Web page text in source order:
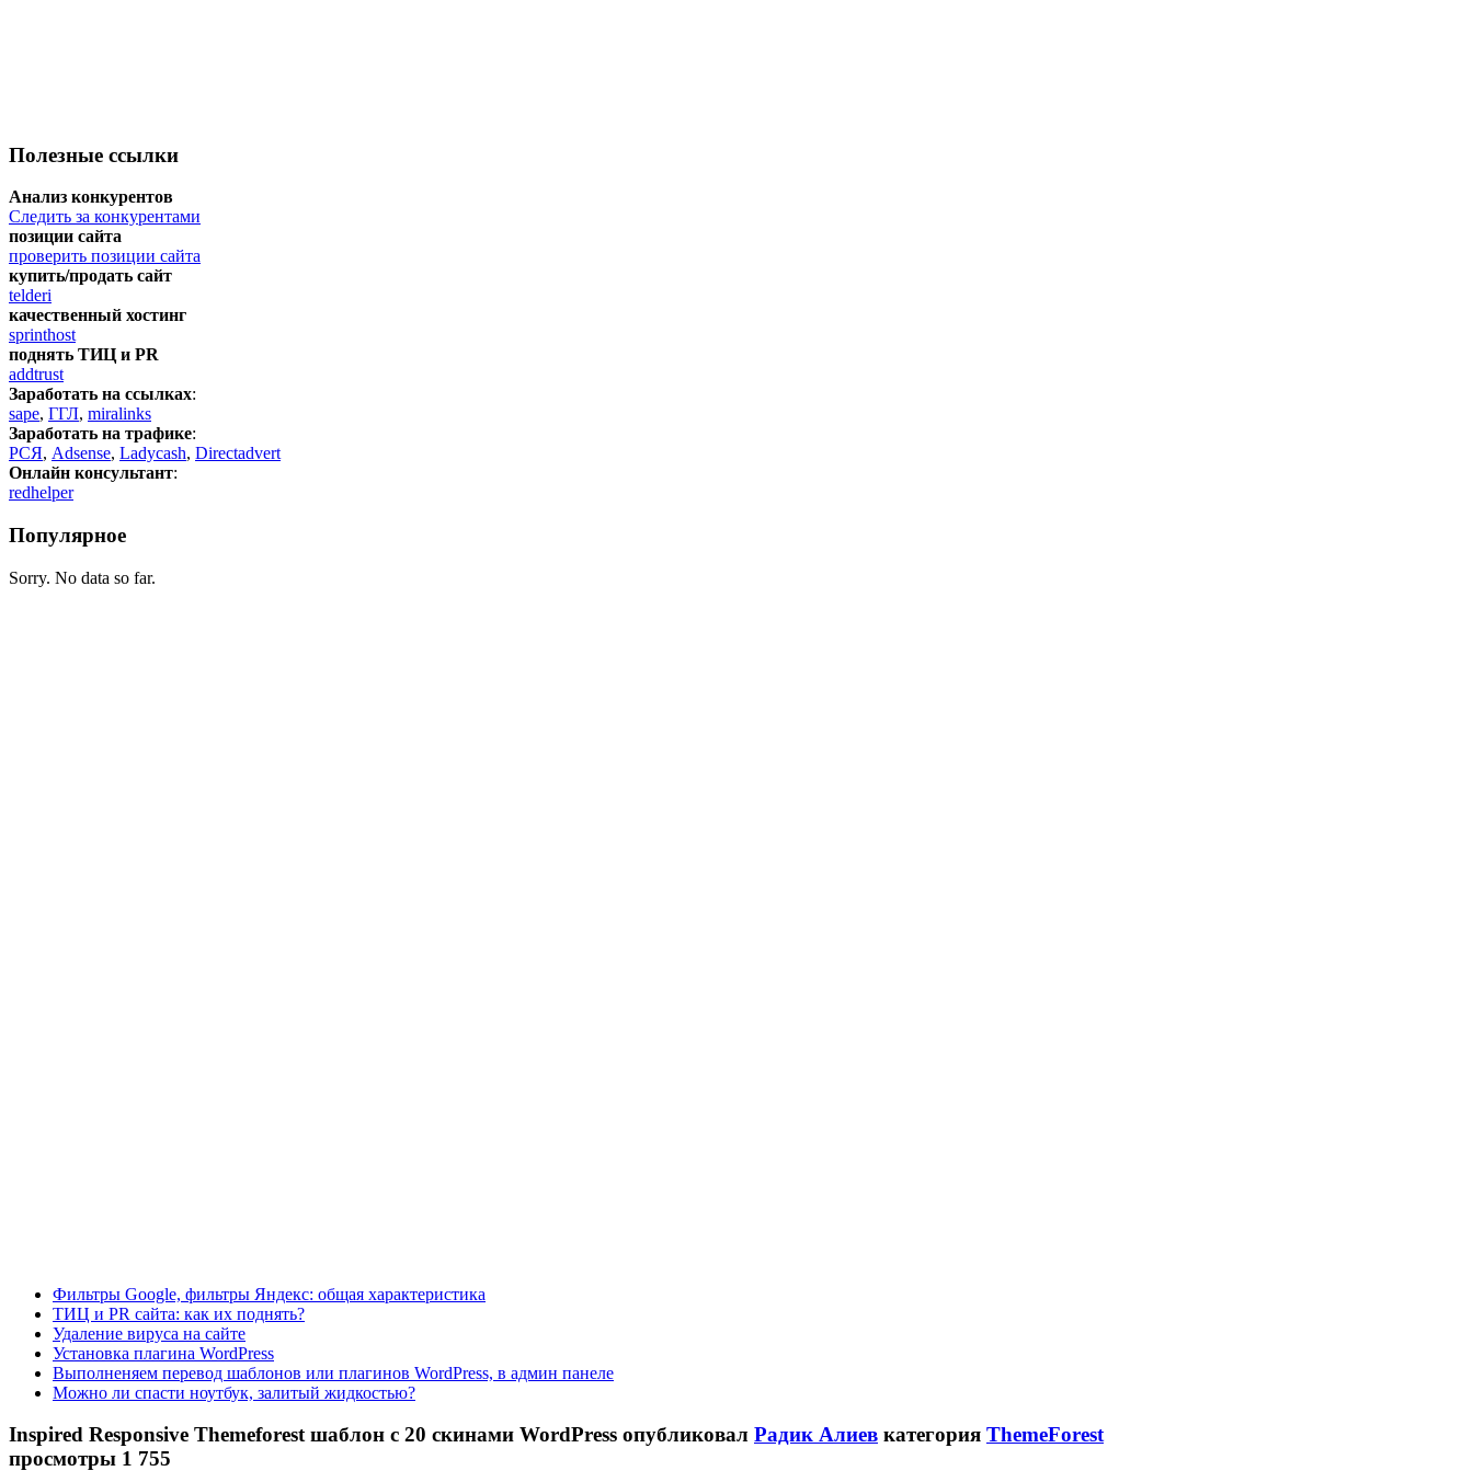
Полезные ссылки
Анализ конкурентов
Следить за конкурентами
позиции сайта
проверить позиции сайта
купить/продать сайт
telderi
качественный хостинг
sprinthost
поднять ТИЦ и PR
addtrust
Заработать на ссылках:
sape, ГГЛ, miralinks
Заработать на трафике:
РСЯ, Adsense, Ladycash, Directadvert
Онлайн консультант:
redhelper
Популярное
Sorry. No data so far.
Фильтры Google, фильтры Яндекс: общая характеристика
ТИЦ и PR сайта: как их поднять?
Удаление вируса на сайте
Установка плагина WordPress
Выполненяем перевод шаблонов или плагинов WordPress, в админ панеле
Можно ли спасти ноутбук, залитый жидкостью?
Inspired Responsive Themeforest шаблон с 20 скинами WordPress опубликовал Радик Алиев категория ThemeForest
просмотры 1 755